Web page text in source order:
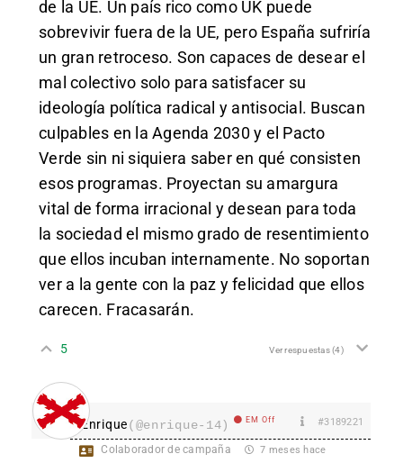
de la UE. Un país rico como UK puede
sobrevivir fuera de la UE, pero España sufriría
un gran retroceso. Son capaces de desear el
mal colectivo solo para satisfacer su
ideología política radical y antisocial. Buscan
culpables en la Agenda 2030 y el Pacto
Verde sin ni siquiera saber en qué consisten
esos programas. Proyectan su amargura
vital de forma irracional y desean para toda
la sociedad el mismo grado de resentimiento
que ellos incuban internamente. No soportan
ver a la gente con la paz y felicidad que ellos
carecen. Fracasarán.
5 Ver respuestas(4)
Enrique(@enrique-14) EM Off #3189221
Colaborador de campaña 7 meses hace